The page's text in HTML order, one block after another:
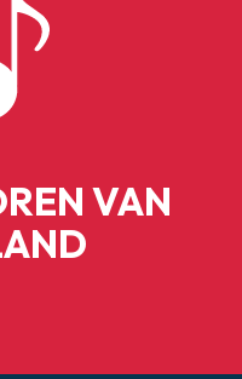
VAN